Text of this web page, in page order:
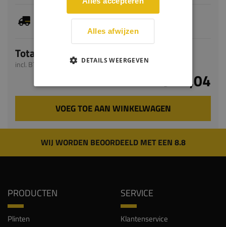
Je hebt gekozen voor maatwerk, de verwachte
Totaal
incl. BTW
€ 42,04
VOEG TOE AAN WINKELWAGEN
WIJ WORDEN BEOORDEELD MET EEN 8.8
PRODUCTEN
Plinten
SERVICE
Klantenservice
Alles afwijzen
DETAILS WEERGEVEN